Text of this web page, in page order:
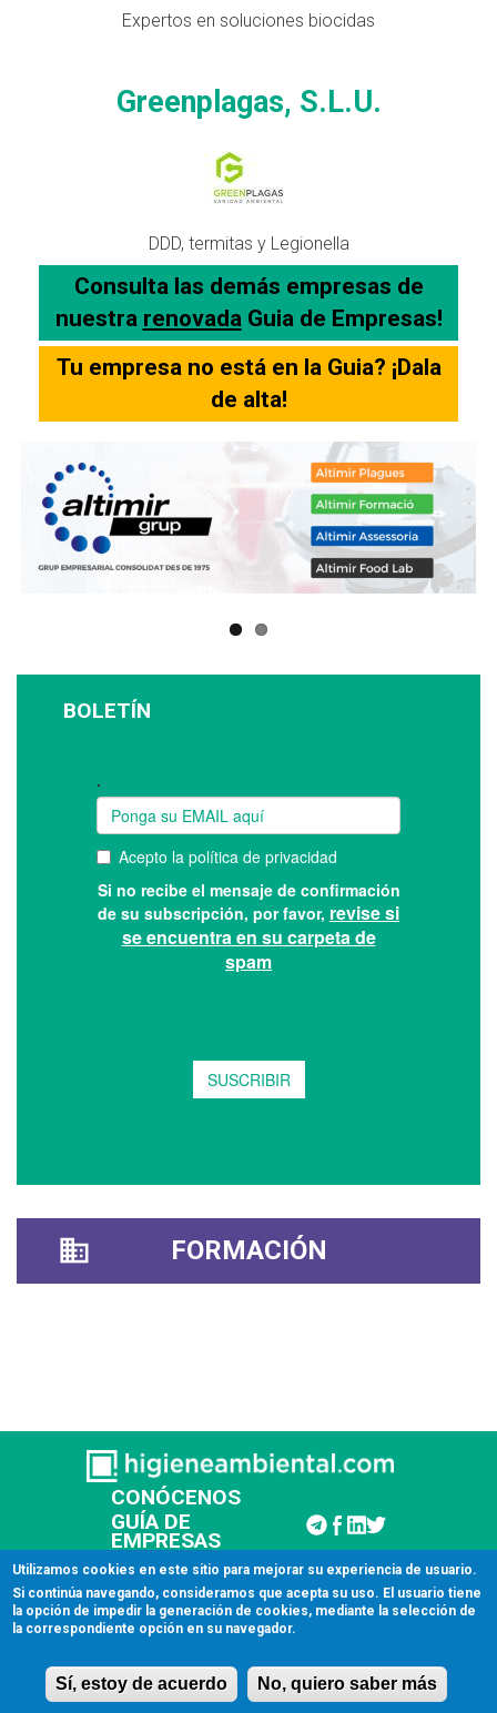
Expertos en soluciones biocidas
Greenplagas, S.L.U.
DDD, termitas y Legionella
Consulta las demás empresas de
nuestra renovadaGuia de Empresas!
Tu empresa no está en la Guia? ¡Dala
de alta!
BOLETÍN
FORMACIÓN
CONÓCENOS
GUÍA DE
EMPRESAS
CONTACTAR
© 2026 Higiene Ambiental
Aviso legal
Utilizamos cookies en este sitio para mejorar su experiencia de usuario.
Si continúa navegando, consideramos que acepta su uso. El usuario tiene
la opción de impedir la generación de cookies, mediante la selección de
la correspondiente opción en su navegador.
Sí, estoy de acuerdo No, quiero saber más